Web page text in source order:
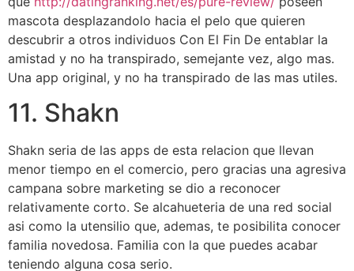
mascota desplazandolo hacia el pelo que quieren
descubrir a otros individuos Con El Fin De entablar la
amistad y no ha transpirado, semejante vez, algo mas.
Una app original, y no ha transpirado de las mas utiles.
11. Shakn
Shakn seri­a de las apps de esta relacion que llevan
menor tiempo en el comercio, pero gracias una agresiva
campana sobre marketing se dio a reconocer
relativamente corto. Se alcahueteria de una red social
asi­ como la utensilio que, ademas, te posibilita conocer
familia novedosa. Familia con la que puedes acabar
teniendo alguna cosa serio.